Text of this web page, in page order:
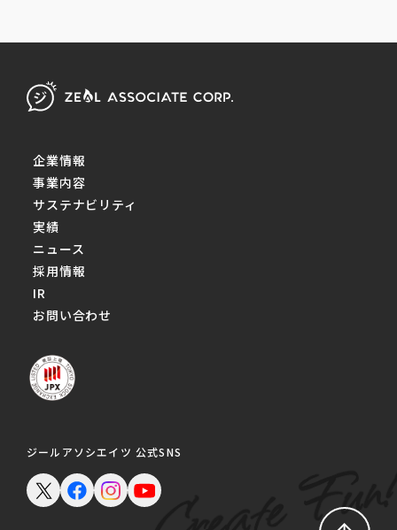
企業情報
事業内容
サステナビリティ
実績
ニュース
採用情報
IR
お問い合わせ
ジールアソシエイツ 公式SNS